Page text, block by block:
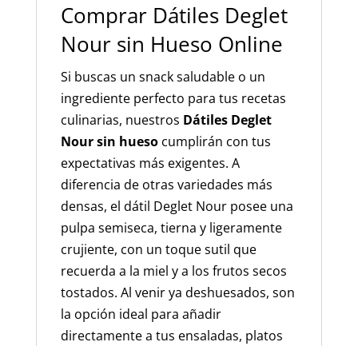
Comprar Dátiles Deglet
Nour sin Hueso Online
Si buscas un snack saludable o un
ingrediente perfecto para tus recetas
culinarias, nuestros Dátiles Deglet
Nour sin huesocumplirán con tus
expectativas más exigentes. A
diferencia de otras variedades más
densas, el dátil Deglet Nour posee una
pulpa semiseca, tierna y ligeramente
crujiente, con un toque sutil que
recuerda a la miel y a los frutos secos
tostados. Al venir ya deshuesados, son
la opción ideal para añadir
directamente a tus ensaladas, platos